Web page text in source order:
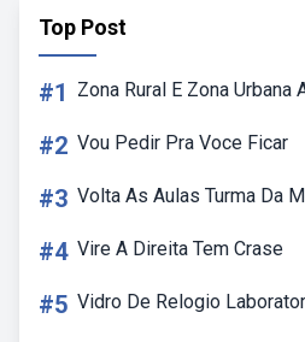
Top Post
#1 Zona Rural E Zona Urbana
#2 Vou Pedir Pra Voce Ficar
#3 Volta As Aulas Turma Da
#4 Vire A Direita Tem Crase
#5 Vidro De Relogio